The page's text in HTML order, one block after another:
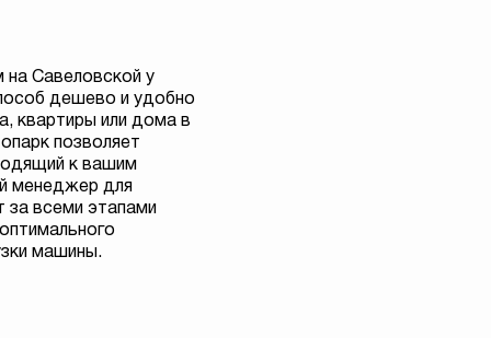
на Савеловской у
дешево и удобно
квартиры или дома в
позволяет
к вашим
менеджер для
за всеми этапами
машины.